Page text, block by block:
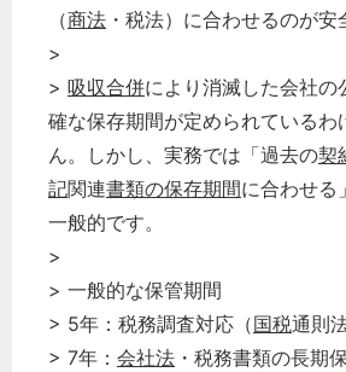
（商法 ・税法）に合わせるのが安
>
> 吸収合併により消滅した会社の
確な保存期間が定められているわ
ん。しかし、実務では「過去の契
記関連書類の保存期間に合わせる
一般的です。
>
> 一般的な保管期間
> 5年：税務調査対応（国税通則法
> 7年： 会社法 ・税務書類の長期